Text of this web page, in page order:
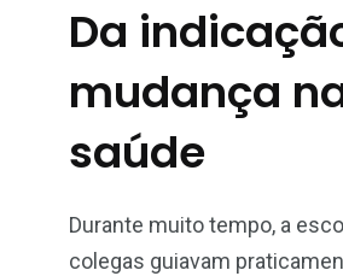
Da
mudança
saúde
Durante muito tempo, a
colegas guiavam